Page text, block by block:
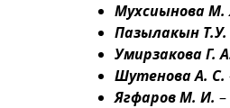
Мухсиынова М.
Пазылакын Т.У.
Умирзакова Г.
Шутенова А. С.
Ягфаров М. И.